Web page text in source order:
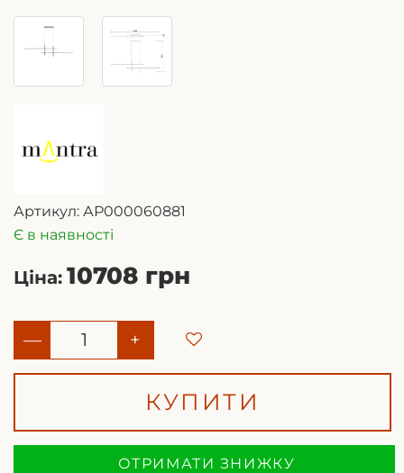
Артикул: АР000060881
Є в наявності
Ціна: 10708 грн
— +
КУПИТИ
ОТРИМАТИ ЗНИЖКУ